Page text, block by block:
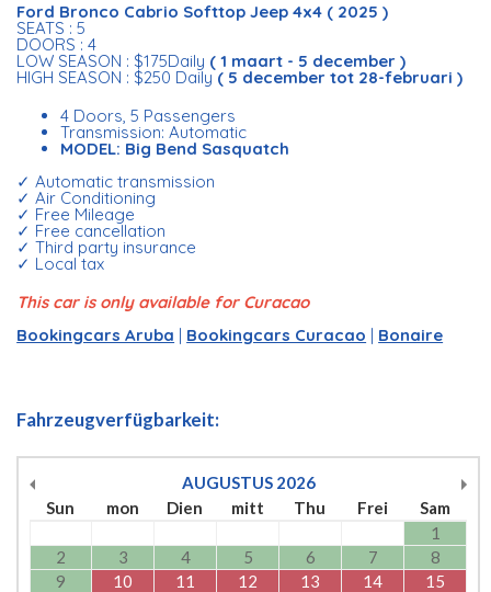
Ford Bronco Cabrio Softtop Jeep 4x4 ( 2025 )
SEATS : 5
DOORS : 4
LOW SEASON : $175Daily ( 1 maart - 5 december )
HIGH SEASON : $250 Daily ( 5 december tot 28-februari )
4 Doors, 5 Passengers
Transmission: Automatic
MODEL: Big Bend Sasquatch
✓ Automatic transmission
✓ Air Conditioning
✓ Free Mileage
✓ Free cancellation
✓ Third party insurance
✓ Local tax
This car is only available for Curacao
Bookingcars Aruba | Bookingcars Curacao | Bonaire
Fahrzeugverfügbarkeit:
AUGUSTUS 2026
Sun
mon Dien mitt Thu Frei
Sam
1
2
3 4 5 6 7
8
9
10 11 12 13 14
15